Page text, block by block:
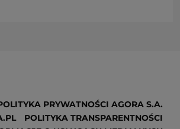
PRYWATNOŚCI AGORA S.A.
POLITYKA TRANSPARENTNOŚCI